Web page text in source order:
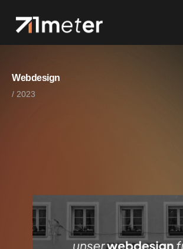
Webdesign
/ 2023